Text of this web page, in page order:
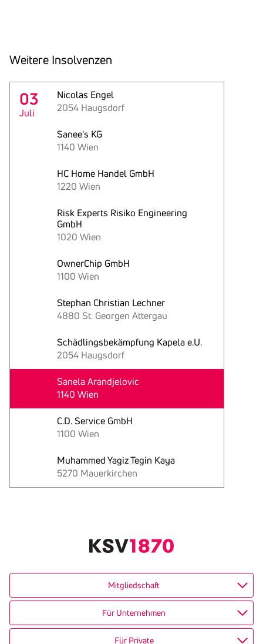
Weitere Insol­venzen
03
Juli
Nicolas Engel
2054 Haugsdorf
Sanee's KG
1140 Wien
HC Home Handel GmbH
1220 Wien
Risk Experts Risiko Engineering
GmbH
1020 Wien
OwnerChip GmbH
1100 Wien
Stephan Christian Lechner
4880 St. Georgen Attergau
Schädlingsbekämpfung Kapela e.U.
2054 Haugsdorf
Sanela Arandjelovic
1140 Wien
C.D. Service GmbH
1100 Wien
Muhammed Yagiz Tegin Kaya
5270 Mauerkirchen
Mitgliedschaft
Für Unternehmen
Für Private